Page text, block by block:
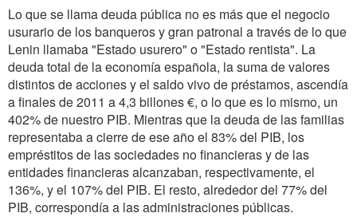
Lo que se llama deuda pública no es más que el negocio
usurario de los banqueros y gran patronal a través de lo que
Lenin llamaba "Estado usurero" o "Estado rentista". La
deuda total de la economía española, la suma de valores
distintos de acciones y el saldo vivo de préstamos, ascendía
a finales de 2011 a 4,3 billones €, o lo que es lo mismo, un
402% de nuestro PIB. Mientras que la deuda de las familias
representaba a cierre de ese año el 83% del PIB, los
empréstitos de las sociedades no financieras y de las
entidades financieras alcanzaban, respectivamente, el
136%, y el 107% del PIB. El resto, alrededor del 77% del
PIB, correspondía a las administraciones públicas.